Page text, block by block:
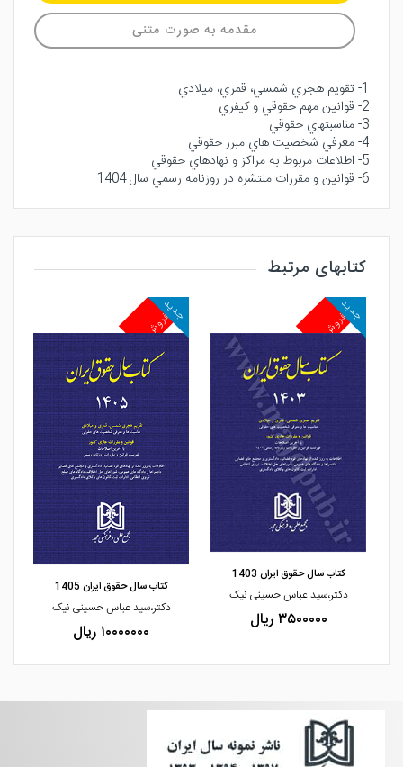
مقدمه به صورت متنی
1- تقويم هجري شمسي، قمري، ميلادي
2- قوانين مهم حقوقي و كيفري
3- مناسبتهاي حقوقي
4- معرفي شخصيت هاي مبرز حقوقي
5- اطلاعات مربوط به مراكز و نهادهاي حقوقي
6- قوانين و مقررات منتشره در روزنامه رسمي سال 1404
کتابهای مرتبط
پرفروش
جدید
مشاهده و خرید
کتاب سال حقوق ایران 1403
دکتر،سید عباس حسینی نیک
۳۵۰۰۰۰۰ ریال
پرفروش
جدید
کتاب سال حقوق ایران 1405
دکتر،سید عباس حسینی نیک
۱۰۰۰۰۰۰۰ ریال